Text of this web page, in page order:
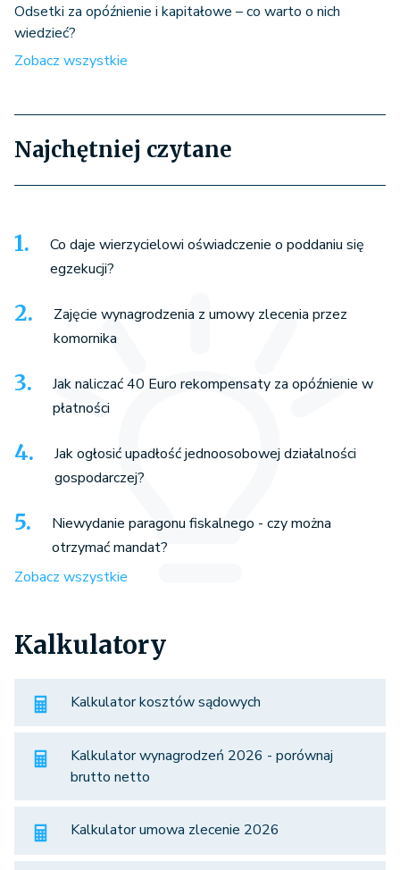
Odsetki za opóźnienie i kapitałowe – co warto o nich
wiedzieć?
Zobacz wszystkie
Najchętniej czytane
Co daje wierzycielowi oświadczenie o poddaniu się
egzekucji?
Zajęcie wynagrodzenia z umowy zlecenia przez
komornika
Jak naliczać 40 Euro rekompensaty za opóźnienie w
płatności
Jak ogłosić upadłość jednoosobowej działalności
gospodarczej?
Niewydanie paragonu fiskalnego - czy można
otrzymać mandat?
Zobacz wszystkie
Kalkulatory
Kalkulator kosztów sądowych
Kalkulator wynagrodzeń 2026 - porównaj
brutto netto
Kalkulator umowa zlecenie 2026